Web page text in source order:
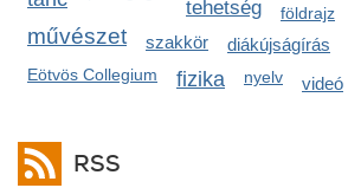
tehetség földrajz
művészet szakkör diákújságírás
Eötvös Collegium fizika nyelv videó
RSS